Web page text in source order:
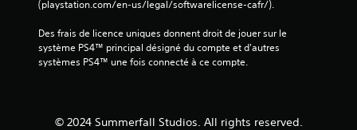
(playstation.com/en-us/legal/softwarelicense-cafr/).
Des frais de licence uniques donnent droit de jouer sur le
système PS4™ principal désigné du compte et d'autres
systèmes PS4™ une fois connecté à ce compte.
© 2024 Summerfall Studios. All rights reserved.